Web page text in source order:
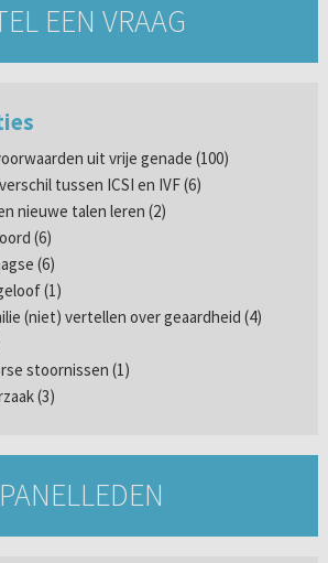
EEN VRAAG
uit vrije genade (100)
tussen ICSI en IVF (6)
nieuwe talen leren (2)
(6)
(6)
(1)
(niet) vertellen over geaardheid (4)
stoornissen (1)
(3)
PANELLEDEN